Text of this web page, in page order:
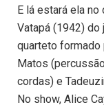
E lá estará ela
Vatapá (1942)
quarteto formado
Matos
cordas) e
No show, Alice